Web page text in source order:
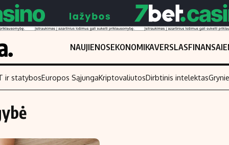
NAUJIENOSEKONOMIKAVERSLASFINANSAI
Skaitykite
Finansai
ir statybosEuropos SąjungaKriptovaliutosDirbtinis intelektas